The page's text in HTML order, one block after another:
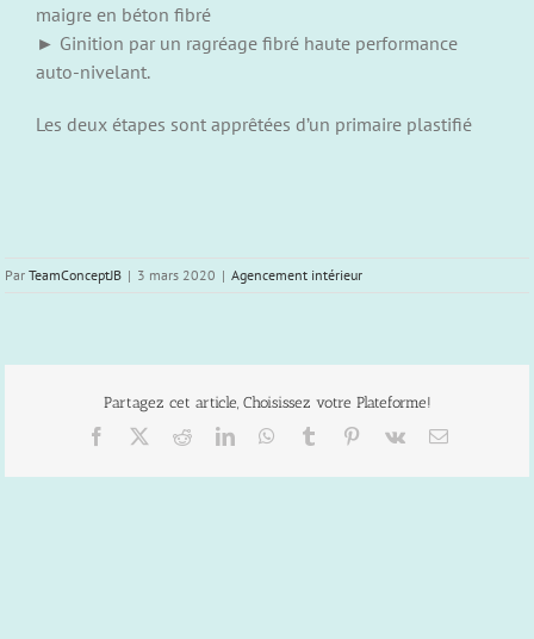
maigre en béton fibré
► Ginition par un ragréage fibré haute performance
auto-nivelant.
Les deux étapes sont apprêtées d’un primaire plastifié
ParTeamConceptJB | 3 mars 2020 | Agencement intérieur
Partagez cet article, Choisissez votre Plateforme!
Facebook RedditLinkedInWhatsApp
Tumblr Pinterest
Vk Email